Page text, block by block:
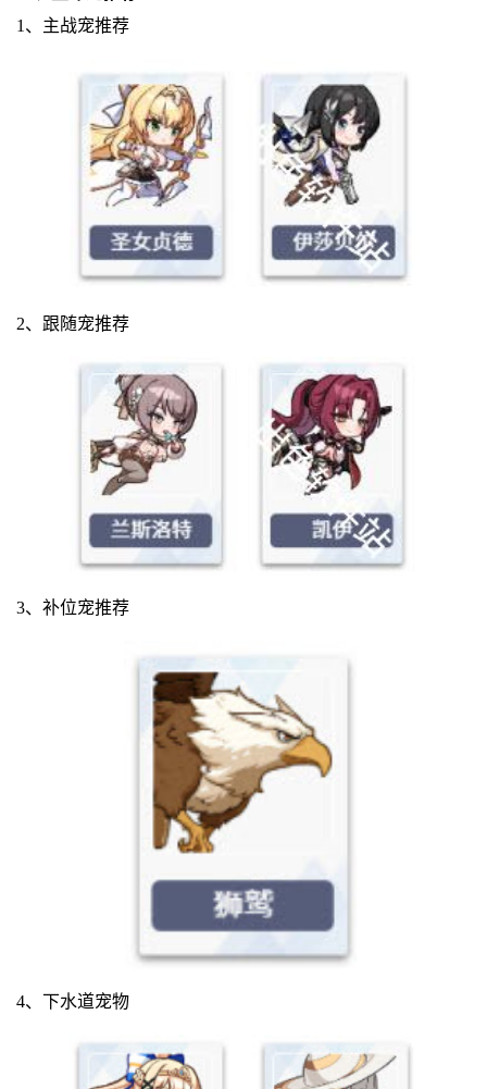
1、主战宠推荐
2、跟随宠推荐
3、补位宠推荐
4、下水道宠物